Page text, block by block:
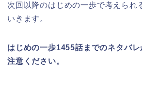
次回以降のはじめの一歩で考えられ
いきます。
はじめの一歩1455話までのネタバ
注意ください。